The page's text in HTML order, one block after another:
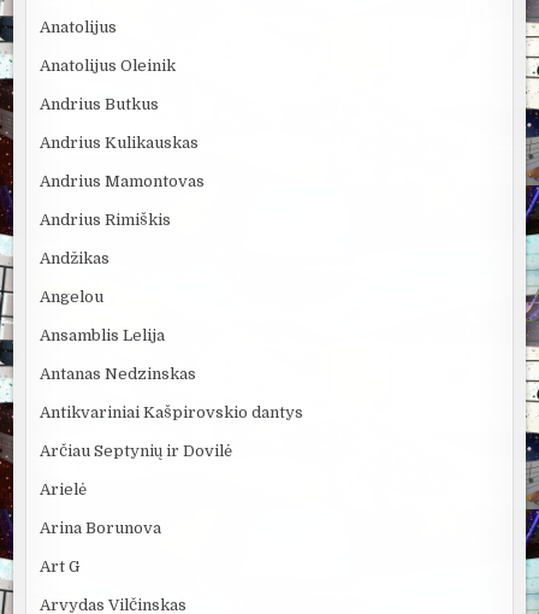
Anatolijus
Anatolijus Oleinik
Andrius Butkus
Andrius Kulikauskas
Andrius Mamontovas
Andrius Rimiškis
Andžikas
Angelou
Ansamblis Lelija
Antanas Nedzinskas
Antikvariniai Kašpirovskio dantys
Arčiau Septynių ir Dovilė
Arielė
Arina Borunova
Art G
Arvydas Vilčinskas